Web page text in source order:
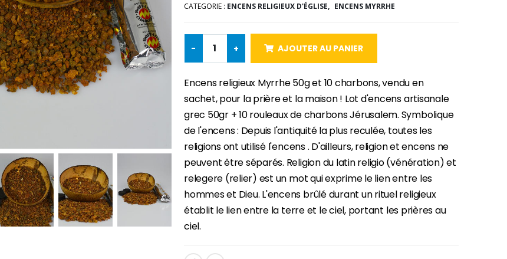
CATEGORIE : ENCENS RELIGIEUX D'ÉGLISE, ENCENS MYRRHE
- + AJOUTER AU PANIER
Encens religieux Myrrhe 50g et 10 charbons, vendu en
sachet, pour la prière et la maison ! Lot d'encens artisanale
grec 50gr + 10 rouleaux de charbons Jérusalem. Symbolique
de l'encens : Depuis l'antiquité la plus reculée, toutes les
religions ont utilisé l'encens . D'ailleurs, religion et encens ne
peuvent être séparés. Religion du latin religio (vénération) et
relegere (relier) est un mot qui exprime le lien entre les
hommes et Dieu. L'encens brûlé durant un rituel religieux
établit le lien entre la terre et le ciel, portant les prières au
ciel.